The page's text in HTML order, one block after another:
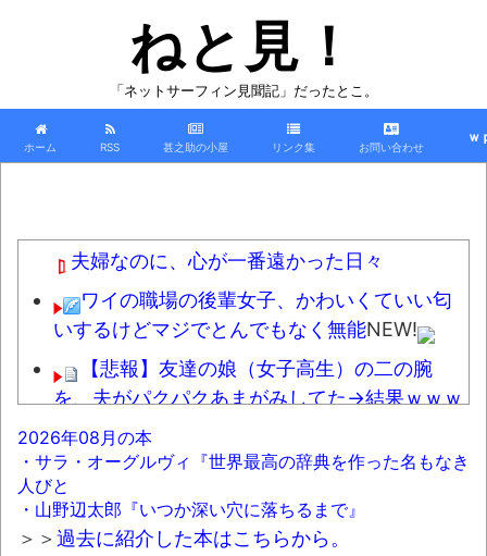
ねと見！
「ネットサーフィン見聞記」だったとこ。
ホーム RSS 甚之助の小屋 リンク集 お問い合わせ
ｗ
夫婦なのに、心が一番遠かった日々
ワイの職場の後輩女子、かわいくていい匂
いするけどマジでとんでもなく無能NEW!
【悲報】友達の娘（女子高生）の二の腕
を、夫がパクパクあまがみしてた→結果ｗｗｗ
ｗｗｗｗｗｗ
【動画】熊本地震の瞬間の手術室の防犯カ
メラ映像、公開される
NEW!
熊本県内で◯◯者が現れまくり、通報頻
2026年08月の本
・サラ・オーグルヴィ『世界最高の辞典を作った名もなき
人びと
・山野辺太郎『いつか深い穴に落ちるまで』
＞＞過去に紹介した本はこちらから。